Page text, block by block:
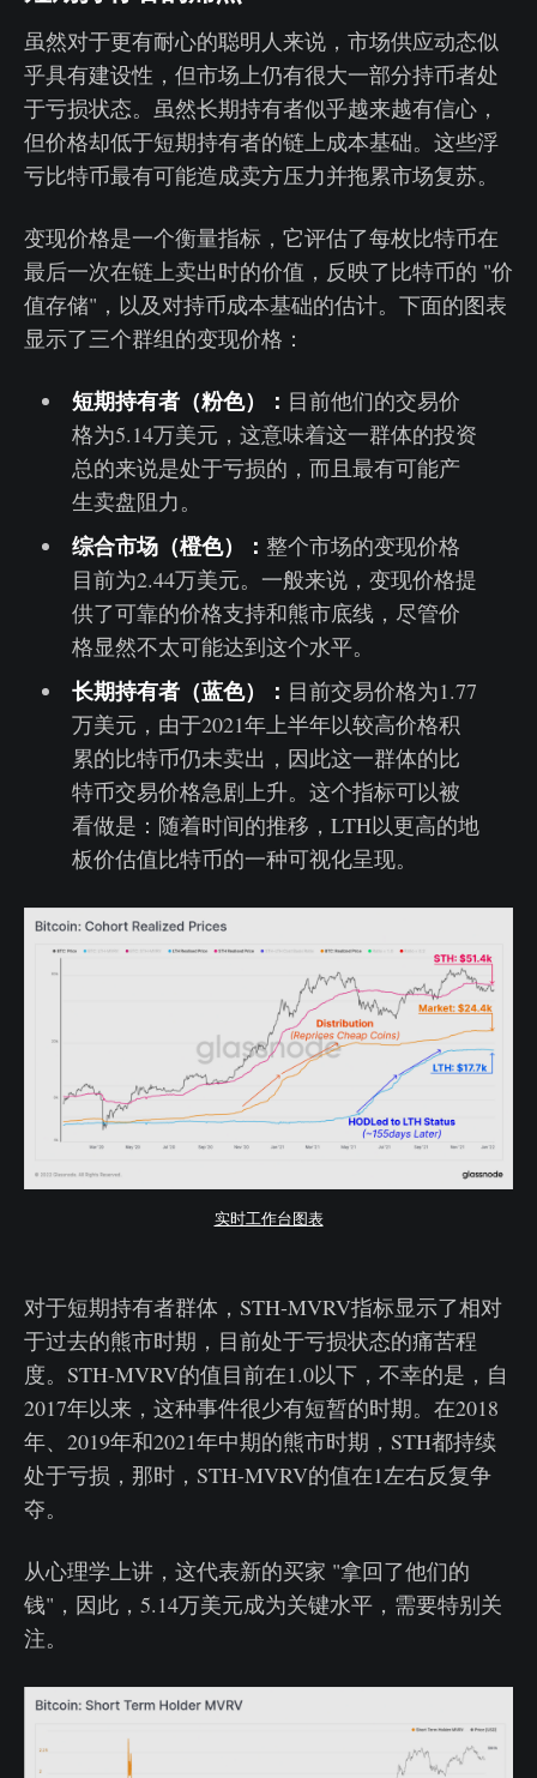
虽然对于更有耐心的聪明人来说，市场供应动态似
乎具有建设性，但市场上仍有很大一部分持币者处
于亏损状态。虽然长期持有者似乎越来越有信心，
但价格却低于短期持有者的链上成本基础。这些浮
亏比特币最有可能造成卖方压力并拖累市场复苏。
变现价格是一个衡量指标，它评估了每枚比特币在
最后一次在链上卖出时的价值，反映了比特币的 "价
值存储"，以及对持币成本基础的估计。下面的图表
显示了三个群组的变现价格：
短期持有者（粉色）： 目前他们的交易价
格为5.14万美元，这意味着这一群体的投资
总的来说是处于亏损的，而且最有可能产
生卖盘阻力。
综合市场（橙色）： 整个市场的变现价格
目前为2.44万美元。一般来说，变现价格提
供了可靠的价格支持和熊市底线，尽管价
格显然不太可能达到这个水平。
长期持有者（蓝色）： 目前交易价格为1.77
万美元，由于2021年上半年以较高价格积
累的比特币仍未卖出，因此这一群体的比
特币交易价格急剧上升。这个指标可以被
看做是：随着时间的推移，LTH以更高的地
板价估值比特币的一种可视化呈现。
实时工作台图表
对于短期持有者群体，STH-MVRV指标显示了相对
于过去的熊市时期，目前处于亏损状态的痛苦程
度。STH-MVRV的值目前在1.0以下，不幸的是，自
2017年以来，这种事件很少有短暂的时期。在2018
年、2019年和2021年中期的熊市时期，STH都持续
处于亏损，那时，STH-MVRV的值在1左右反复争
夺。
从心理学上讲，这代表新的买家 "拿回了他们的
钱"，因此，5.14万美元成为关键水平，需要特别关
注。